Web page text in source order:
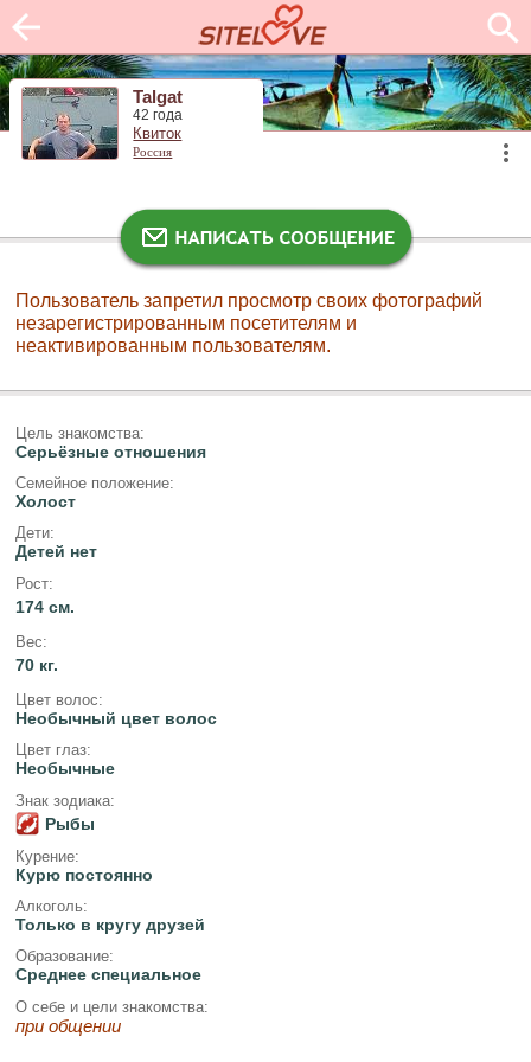
Talgat
42 года
Квиток
Россия
Пользователь запретил просмотр своих фотографий
незарегистрированным посетителям и
неактивированным пользователям.
Цель знакомства:
Серьёзные отношения
Семейное положение:
Холост
Дети:
Детей нет
Рост:
174 см.
Вес:
70 кг.
Цвет волос:
Необычный цвет волос
Цвет глаз:
Необычные
Знак зодиака:
Рыбы
Курение:
Курю постоянно
Алкоголь:
Только в кругу друзей
Образование:
Среднее специальное
О себе и цели знакомства:
при общении